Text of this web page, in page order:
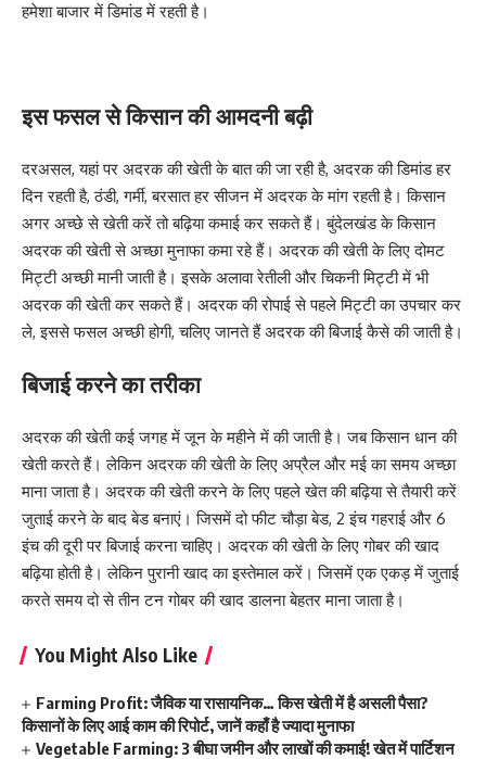
हमेशा बाजार में डिमांड में रहती है।
इस फसल से किसान की आमदनी बढ़ी
दरअसल, यहां पर अदरक की खेती के बात की जा रही है, अदरक की डिमांड हर
दिन रहती है, ठंडी, गर्मी, बरसात हर सीजन में अदरक के मांग रहती है। किसान
अगर अच्छे से खेती करें तो बढ़िया कमाई कर सकते हैं। बुंदेलखंड के किसान
अदरक की खेती से अच्छा मुनाफा कमा रहे हैं। अदरक की खेती के लिए दोमट
मिट्टी अच्छी मानी जाती है। इसके अलावा रेतीली और चिकनी मिट्टी में भी
अदरक की खेती कर सकते हैं। अदरक की रोपाई से पहले मिट्टी का उपचार कर
ले, इससे फसल अच्छी होगी, चलिए जानते हैं अदरक की बिजाई कैसे की जाती है।
बिजाई करने का तरीका
अदरक की खेती कई जगह में जून के महीने में की जाती है। जब किसान धान की
खेती करते हैं। लेकिन अदरक की खेती के लिए अप्रैल और मई का समय अच्छा
माना जाता है। अदरक की खेती करने के लिए पहले खेत की बढ़िया से तैयारी करें
जुताई करने के बाद बेड बनाएं। जिसमें दो फीट चौड़ा बेड, 2 इंच गहराई और 6
इंच की दूरी पर बिजाई करना चाहिए। अदरक की खेती के लिए गोबर की खाद
बढ़िया होती है। लेकिन पुरानी खाद का इस्तेमाल करें। जिसमें एक एकड़ में जुताई
करते समय दो से तीन टन गोबर की खाद डालना बेहतर माना जाता है।
You Might Also Like
Farming Profit: जैविक या रासायनिक… किस खेती में है असली पैसा?
किसानों के लिए आई काम की रिपोर्ट, जानें कहाँ है ज्यादा मुनाफा
Vegetable Farming: 3 बीघा जमीन और लाखों की कमाई! खेत में पार्टिशन